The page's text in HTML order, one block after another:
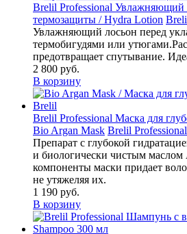
Brelil Professional Увлажняющий
термозащиты / Hydra Lotion
Увлажняющий лосьон перед
термобигудями или
предотвращает спутывание.
2 800 руб.
В корзину
Brelil Professional Маска для
Bio Argan Mask Brelil
Препарат с глубокой
и биологически чистым
компоненты маски придает
не утяжеляя их.
1 190 руб.
В корзину